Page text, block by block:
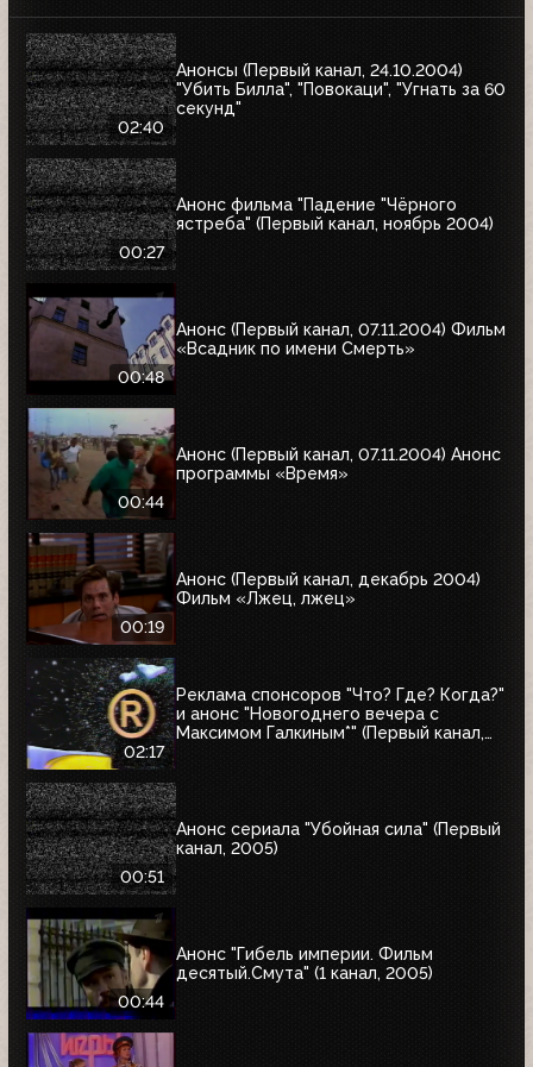
02:40
Анонсы (Первый канал, 24.10.2004)
"Убить Билла", "Повокаци", "Угнать за 60
секунд"
00:27
Анонс фильма "Падение "Чёрного
ястреба" (Первый канал, ноябрь 2004)
00:48
Анонс (Первый канал, 07.11.2004) Фильм
«Всадник по имени Смерть»
00:44
Анонс (Первый канал, 07.11.2004) Анонс
программы «Время»
00:19
Анонс (Первый канал, декабрь 2004)
Фильм «Лжец, лжец»
02:17
Реклама спонсоров "Что? Где? Когда?"
и анонс "Новогоднего вечера с
Максимом Галкиным*" (Первый канал,
00:51
Анонс сериала "Убойная сила" (Первый
канал, 2005)
00:44
Анонс "Гибель империи. Фильм
десятый.Смута" (1 канал, 2005)